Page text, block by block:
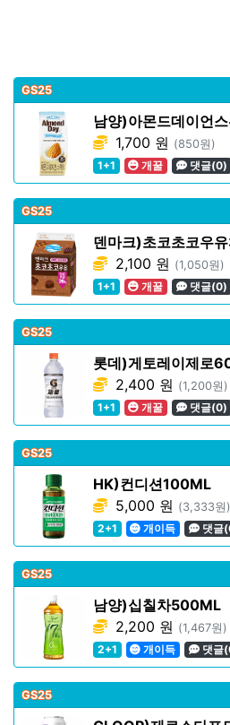
GS25
남양)아몬드데이언
1,700 원 (850원)
1+1
개꿀 댓글(0)
GS25
덴마크)초코초코우
2,100 원 (1,050원)
1+1
개꿀 댓글(0)
GS25
롯데)게토레이제로
2,400 원 (1,200원)
1+1
개꿀 댓글(0)
GS25
HK)컨디션100ML
5,000 원 (3,333원)
2+1
개이득 댓글
GS25
남양)십칠차500ML
2,200 원 (1,467원)
2+1
개이득 댓글
GS25